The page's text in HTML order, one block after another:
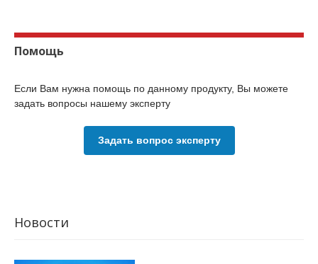
Помощь
Если Вам нужна помощь по данному продукту, Вы можете
задать вопросы нашему эксперту
Задать вопрос эксперту
Новости